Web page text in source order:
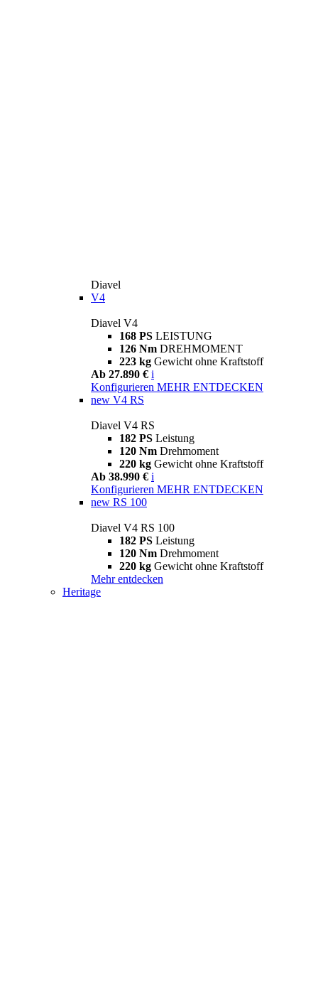
Diavel
V4
Diavel V4
168 PS LEISTUNG
126 Nm DREHMOMENT
223 kg Gewicht ohne Kraftstoff
Ab 27.890 € i
Konfigurieren MEHR ENTDECKEN
new V4 RS
Diavel V4 RS
182 PS Leistung
120 Nm Drehmoment
220 kg Gewicht ohne Kraftstoff
Ab 38.990 € i
Konfigurieren MEHR ENTDECKEN
new RS 100
Diavel V4 RS 100
182 PS Leistung
120 Nm Drehmoment
220 kg Gewicht ohne Kraftstoff
Mehr entdecken
Heritage